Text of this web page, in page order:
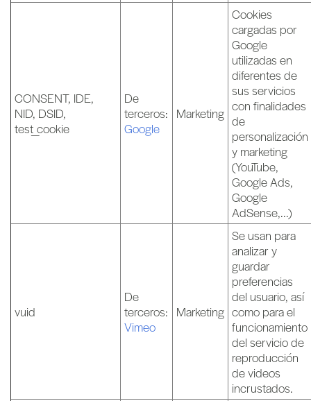
CONSENT, IDE,
NID, DSID,
test_cookie
De
terceros:
Google
Marketing
Cookies
cargadas por
Google
utilizadas en
diferentes de
sus servicios
con finalidades
de
personalización
y marketing
(YouTube,
Google Ads,
Google
AdSense,...)
vuid
De
terceros:
Vimeo
Marketing
Se usan para
analizar y
guardar
preferencias
del usuario, así
como para el
funcionamiento
del servicio de
reproducción
de videos
incrustados.